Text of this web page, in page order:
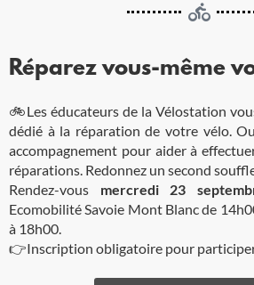
Réparez vous-même
🚲Les éducateurs de la Vélostation
dédié à la réparation de votre vélo.
accompagnement pour aider à
réparations. Redonnez un second
Rendez-vous mercredi 23
Ecomobilité Savoie Mont Blanc de
à 18h00.
👉Inscription obligatoire pour participer